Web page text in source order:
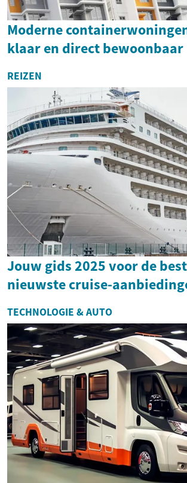
Moderne
klaar en direct bewoonbaar
REIZEN
Jouw gids 2025 voor de
nieuwste cruise-
TECHNOLOGIE & AUTO